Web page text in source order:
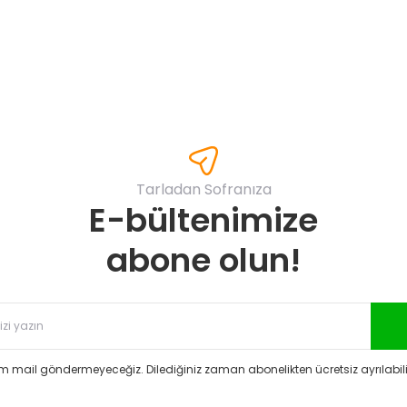
Tarladan Sofranıza
E-bültenimize
abone olun!
mail göndermeyeceğiz. Dilediğiniz zaman abonelikten ücretsiz